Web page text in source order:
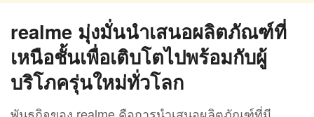
realme มุ่งมั่นนำเสนอผลิตภัณฑ์ที่
เหนือชั้นเพื่อเติบโตไปพร้อมกับผู้
บริโภครุ่นใหม่ทั่วโลก